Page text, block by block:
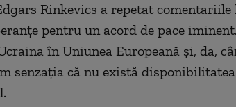
Rinkevics a repetat
pentru un acord de pace
în Uniunea Europeană şi, da,
senzaţia că nu există disponibilitatea